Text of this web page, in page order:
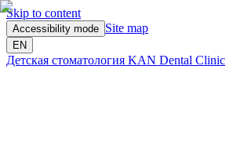
Skip to content
Accessibility mode Site map
EN
Детская стоматология KAN Dental Clinic